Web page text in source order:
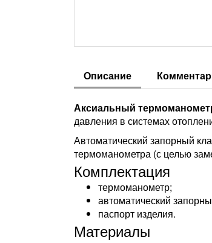
Описание
Аксиальный
давления в системах
Автоматический запорный
термоманометра (с целью
Комплектация
термоманометр;
автоматический
паспорт изделия.
Материалы